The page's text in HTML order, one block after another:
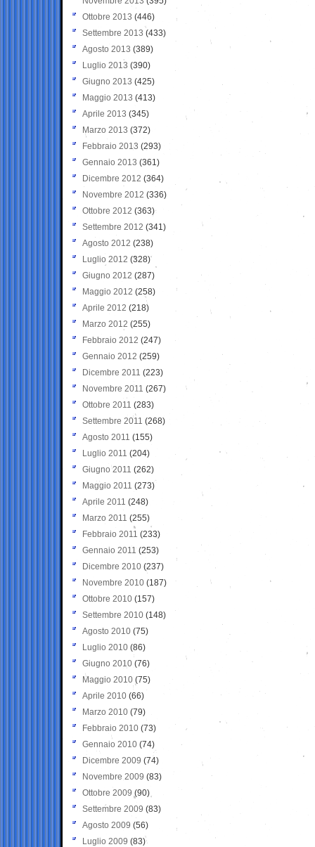
Ottobre 2013 (446)
Settembre 2013 (433)
Agosto 2013 (389)
Luglio 2013 (390)
Giugno 2013 (425)
Maggio 2013 (413)
Aprile 2013 (345)
Marzo 2013 (372)
Febbraio 2013 (293)
Gennaio 2013 (361)
Dicembre 2012 (364)
Novembre 2012 (336)
Ottobre 2012 (363)
Settembre 2012 (341)
Agosto 2012 (238)
Luglio 2012 (328)
Giugno 2012 (287)
Maggio 2012 (258)
Aprile 2012 (218)
Marzo 2012 (255)
Febbraio 2012 (247)
Gennaio 2012 (259)
Dicembre 2011 (223)
Novembre 2011 (267)
Ottobre 2011 (283)
Settembre 2011 (268)
Agosto 2011 (155)
Luglio 2011 (204)
Giugno 2011 (262)
Maggio 2011 (273)
Aprile 2011 (248)
Marzo 2011 (255)
Febbraio 2011 (233)
Gennaio 2011 (253)
Dicembre 2010 (237)
Novembre 2010 (187)
Ottobre 2010 (157)
Settembre 2010 (148)
Agosto 2010 (75)
Luglio 2010 (86)
Giugno 2010 (76)
Maggio 2010 (75)
Aprile 2010 (66)
Marzo 2010 (79)
Febbraio 2010 (73)
Gennaio 2010 (74)
Dicembre 2009 (74)
Novembre 2009 (83)
Ottobre 2009 (90)
Settembre 2009 (83)
Agosto 2009 (56)
Luglio 2009 (83)